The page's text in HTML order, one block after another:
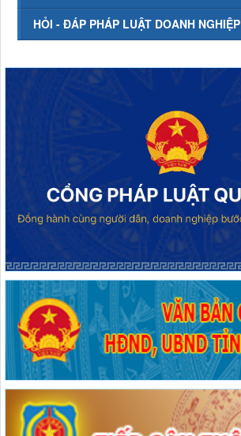
HỎI - ĐÁP PHÁP LUẬT DOANH NGHIỆP